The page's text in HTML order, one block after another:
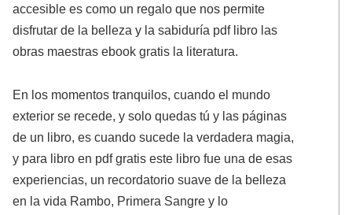
accesible es como un regalo que nos permite
disfrutar de la belleza y la sabiduría pdf libro las
obras maestras ebook gratis la literatura.
En los momentos tranquilos, cuando el mundo
exterior se recede, y solo quedas tú y las páginas
de un libro, es cuando sucede la verdadera magia,
y para libro en pdf gratis este libro fue una de esas
experiencias, un recordatorio suave de la belleza
en la vida Rambo, Primera Sangre y lo